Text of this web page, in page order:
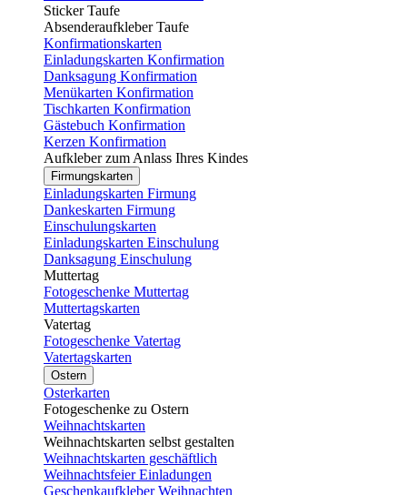
Sticker Taufe
Absenderaufkleber Taufe
Konfirmationskarten
Einladungskarten Konfirmation
Danksagung Konfirmation
Menükarten Konfirmation
Tischkarten Konfirmation
Gästebuch Konfirmation
Kerzen Konfirmation
Aufkleber zum Anlass Ihres Kindes
Firmungskarten
Einladungskarten Firmung
Dankeskarten Firmung
Einschulungskarten
Einladungskarten Einschulung
Danksagung Einschulung
Muttertag
Fotogeschenke Muttertag
Muttertagskarten
Vatertag
Fotogeschenke Vatertag
Vatertagskarten
Ostern
Osterkarten
Fotogeschenke zu Ostern
Weihnachtskarten
Weihnachtskarten selbst gestalten
Weihnachtskarten geschäftlich
Weihnachtsfeier Einladungen
Geschenkaufkleber Weihnachten